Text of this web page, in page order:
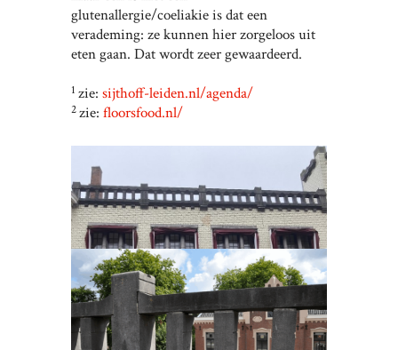
glutenallergie/coeliakie is dat een
verademing: ze kunnen hier zorgeloos uit
eten gaan. Dat wordt zeer gewaardeerd.
1 zie: sijthoff-leiden.nl/agenda/
2zie: floorsfood.nl/